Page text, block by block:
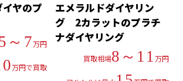
ヤのプ
～7万円
万円で買取
エメラルドダイヤリン
グ 2カラットのプラチ
ナダイヤリング
買取相場8～11万円